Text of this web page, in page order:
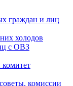
граждан и лиц
холодов
с ОВЗ
комиссии